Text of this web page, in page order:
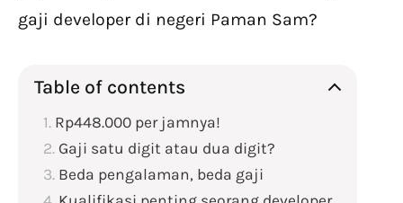
gaji developer di negeri Paman Sam?
Table of contents
Rp448.000 per jamnya!
Gaji satu digit atau dua digit?
Beda pengalaman, beda gaji